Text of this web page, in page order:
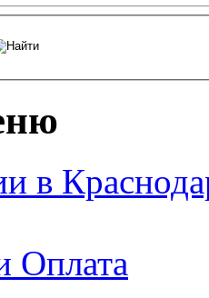
в
Оплата